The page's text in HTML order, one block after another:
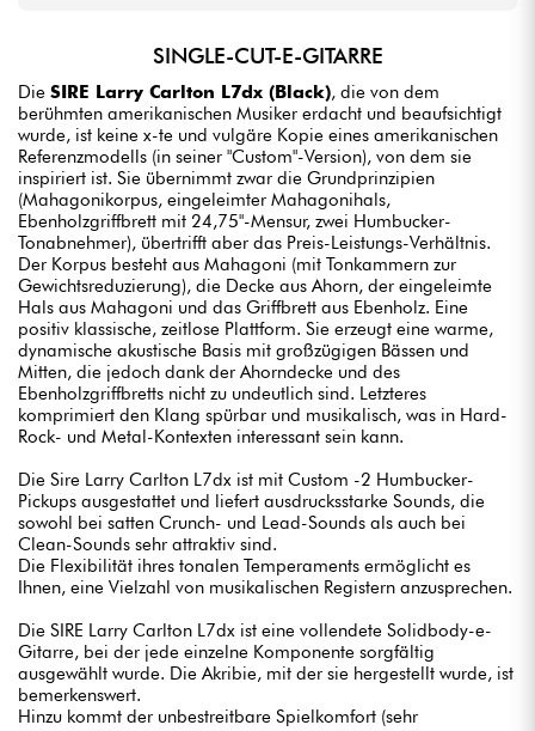
SINGLE-CUT-E-GITARRE
Die SIRE Larry Carlton L7dx (Black), die von dem
berühmten amerikanischen Musiker erdacht und beaufsichtigt
wurde, ist keine x-te und vulgäre Kopie eines amerikanischen
Referenzmodells (in seiner "Custom"-Version), von dem sie
inspiriert ist. Sie übernimmt zwar die Grundprinzipien
(Mahagonikorpus, eingeleimter Mahagonihals,
Ebenholzgriffbrett mit 24,75"-Mensur, zwei Humbucker-
Tonabnehmer), übertrifft aber das Preis-Leistungs-Verhältnis.
Der Korpus besteht aus Mahagoni (mit Tonkammern zur
Gewichtsreduzierung), die Decke aus Ahorn, der eingeleimte
Hals aus Mahagoni und das Griffbrett aus Ebenholz. Eine
positiv klassische, zeitlose Plattform. Sie erzeugt eine warme,
dynamische akustische Basis mit großzügigen Bässen und
Mitten, die jedoch dank der Ahorndecke und des
Ebenholzgriffbretts nicht zu undeutlich sind. Letzteres
komprimiert den Klang spürbar und musikalisch, was in Hard-
Rock- und Metal-Kontexten interessant sein kann.
Die Sire Larry Carlton L7dx ist mit Custom -2 Humbucker-
Pickups ausgestattet und liefert ausdrucksstarke Sounds, die
sowohl bei satten Crunch- und Lead-Sounds als auch bei
Clean-Sounds sehr attraktiv sind.
Die Flexibilität ihres tonalen Temperaments ermöglicht es
Ihnen, eine Vielzahl von musikalischen Registern anzusprechen.
Die SIRE Larry Carlton L7dx ist eine vollendete Solidbody-e-
Gitarre, bei der jede einzelne Komponente sorgfältig
ausgewählt wurde. Die Akribie, mit der sie hergestellt wurde, ist
bemerkenswert.
Hinzu kommt der unbestreitbare Spielkomfort (sehr